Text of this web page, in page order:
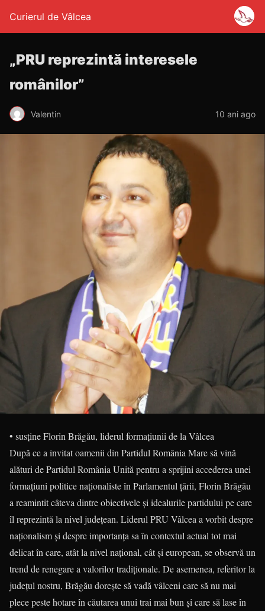
Curierul de Vâlcea
„PRU reprezintă interesele
românilor”
Valentin 10 ani ago
• susține Florin Brăgău, liderul formațiunii de la Vâlcea
După ce a invitat oamenii din Partidul România Mare să vină
alături de Partidul România Unită pentru a sprijini accederea unei
formațiuni politice naționaliste în Parlamentul țării, Florin Brăgău
a reamintit câteva dintre obiectivele și idealurile partidului pe care
îl reprezintă la nivel județean. Liderul PRU Vâlcea a vorbit despre
naționalism și despre importanța sa în contextul actual tot mai
delicat în care, atât la nivel național, cât și european, se observă un
trend de renegare a valorilor tradiționale. De asemenea, referitor la
județul nostru, Brăgău dorește să vadă vâlceni care să nu mai
plece peste hotare în căutarea unui trai mai bun și care să lase în